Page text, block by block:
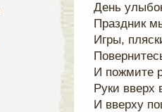
День
Праздник
Игры,
И пожмите
Руки вверх
И вверху